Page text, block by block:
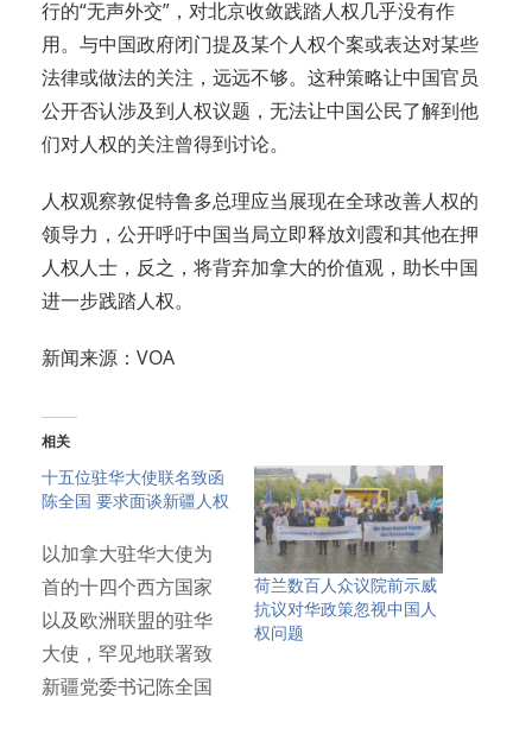
行的“无声外交”，对北京收敛践踏人权几乎没有作
用。与中国政府闭门提及某个人权个案或表达对某些
法律或做法的关注，远远不够。这种策略让中国官员
公开否认涉及到人权议题，无法让中国公民了解到他
们对人权的关注曾得到讨论。
人权观察敦促特鲁多总理应当展现在全球改善人权的
领导力，公开呼吁中国当局立即释放刘霞和其他在押
人权人士，反之，将背弃加拿大的价值观，助长中国
进一步践踏人权。
新闻来源：VOA
相关
十五位驻华大使联名致函
陈全国 要求面谈新疆人权
以加拿大驻华大使为
首的十四个西方国家
以及欧洲联盟的驻华
大使，罕见地联署致
新疆党委书记陈全国
荷兰数百人众议院前示威
抗议对华政策忽视中国人
权问题